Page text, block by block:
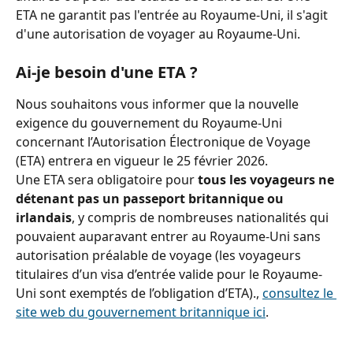
ETA ne garantit pas l'entrée au Royaume-Uni, il s'agit
d'une autorisation de voyager au Royaume-Uni.
Ai-je besoin d'une ETA ?
Nous souhaitons vous informer que la nouvelle
exigence du gouvernement du Royaume-Uni
concernant l’Autorisation Électronique de Voyage
(ETA) entrera en vigueur le 25 février 2026.
Une ETA sera obligatoire pour tous les voyageurs ne
détenant pas un passeport britannique ou
irlandais, y compris de nombreuses nationalités qui
pouvaient auparavant entrer au Royaume-Uni sans
autorisation préalable de voyage (les voyageurs
titulaires d’un visa d’entrée valide pour le Royaume-
Uni sont exemptés de l’obligation d’ETA)., consultez le
site web du gouvernement britannique ici.